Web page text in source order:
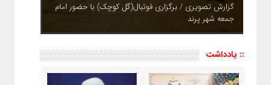
گزارش تصویری / برگزاری فوتبال(گل کوچک) با حضور امام
جمعه شهر پرند
چشم نوازی بوستان های شهر پرند در فصل بهار + تصاویر
:: یادداشت